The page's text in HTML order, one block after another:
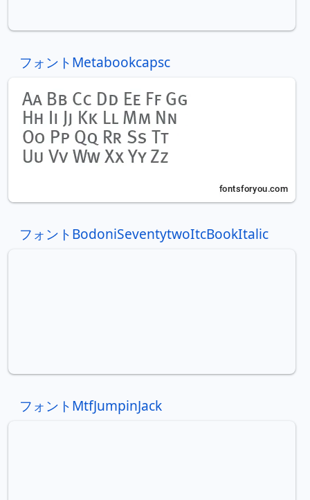
フォントMetabookcapsc
フォントBodoniSeventytwoItcBookItalic
フォントMtfJumpinJack